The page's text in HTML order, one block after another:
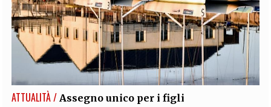
ATTUALITÀ / Assegno unico per i figli